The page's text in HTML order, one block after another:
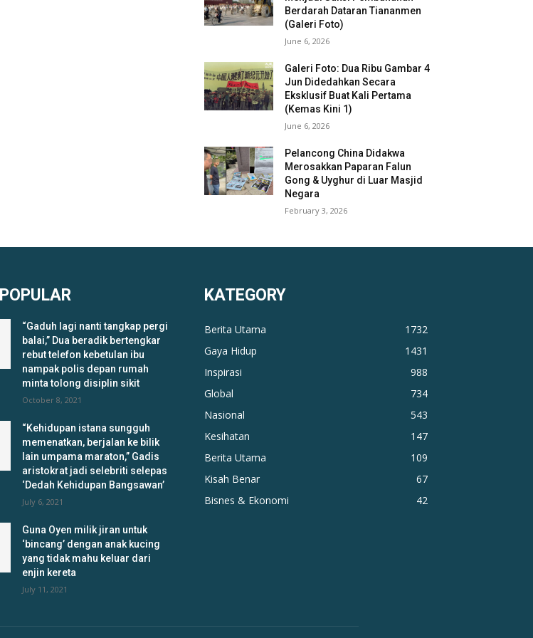
Berdarah Dataran Tiananmen
(Galeri Foto)
June 6, 2026
Galeri Foto: Dua Ribu Gambar 4
Jun Didedahkan Secara
Eksklusif Buat Kali Pertama
(Kemas Kini 1)
June 6, 2026
Pelancong China Didakwa
Merosakkan Paparan Falun
Gong & Uyghur di Luar Masjid
Negara
February 3, 2026
“Gaduh lagi nanti tangkap pergi
balai,” Dua beradik bertengkar
rebut telefon kebetulan ibu
nampak polis depan rumah
minta tolong disiplin sikit
October 8, 2021
“Kehidupan istana sungguh
memenatkan, berjalan ke bilik
lain umpama maraton,” Gadis
aristokrat jadi selebriti selepas
‘Dedah Kehidupan Bangsawan’
July 6, 2021
Guna Oyen milik jiran untuk
‘bincang’ dengan anak kucing
yang tidak mahu keluar dari
enjin kereta
July 11, 2021
KATEGORY
Berita Utama
1732
Gaya Hidup
1431
Inspirasi
988
Global
734
Nasional
543
Kesihatan
147
Berita Utama
109
Kisah Benar
67
Bisnes & Ekonomi
42